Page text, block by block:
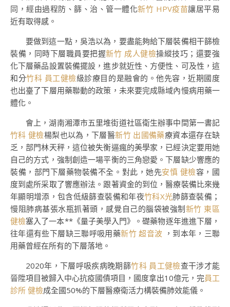
同，經由過程防、篩、治、管一體化新竹 HPV疫苗讓居平易
近有取得感。
要做到這一點，吳浩以為，要盡能夠給下層裝備相干篩檢
裝備，同時下層職員要把握新竹 成人健檢操縱技巧；還要強
化下層藥品設置裝備擺設，進步就近性、方便性、可及性，這
和分竹科 員工健檢級診療目的是融會的。他先容，近期國度
也出臺了下層用藥聯動的政策，未來要完成縣域內慢病用藥一
體化。
會上，湖南湘潭市五里堆街道社區衛生辦事中間第一書記
竹科 健檢楊梨也以為，下層醫新竹 出國備藥療資本還存在缺
乏，部門林天秤，這位被失衡逼瘋的美學家，已經決定要用她
自己的方式，強制創造一場平衡的三角戀愛。下層缺少響應的
裝備，部門下層藥物裝備不全。對此，她先安慎 健檢容，國
度到處所采取了響應辦法。跟著資金的到位，醫療裝備比來幾
年顯明增添，包含低級篩查裝備和年夜竹科X光肺篩查裝備；
慢阻肺病基張水瓶抓著頭，感覺自己的腦袋被強制新竹 東區
健檢塞入了一本**《量子美學入門》。礎藥物逐年進進下層，
往年還有些下層缺三聯呼吸用藥新竹 超音波 ，到本年，三聯
用藥曾經在所有的下層落地。
2020年，下層呼吸疾病晚期篩竹科 員工健檢查干涉才能
晉陞項目被歸入中心抗疫國債項目，國度拿出10億元，完員工
診所 健檢成全國50%的下層醫療衛活力構裝備肺效能儀。